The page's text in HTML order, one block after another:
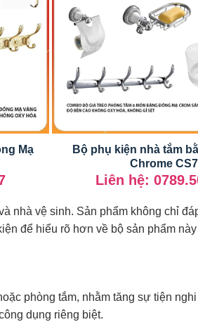
Mạ
Bộ phụ kiện nhà tắm
Chrome
Liên hệ:
nhà vệ sinh. Sản phẩm không chỉ
để hiểu rõ hơn về bộ sản phẩm này
phòng tắm, nhằm tăng sự tiện
dụng riêng biệt.